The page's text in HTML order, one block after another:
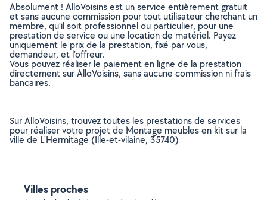
Absolument ! AlloVoisins est un service entièrement gratuit
et sans aucune commission pour tout utilisateur cherchant un
membre, qu’il soit professionnel ou particulier, pour une
prestation de service ou une location de matériel. Payez
uniquement le prix de la prestation, fixé par vous,
demandeur, et l’offreur.
Vous pouvez réaliser le paiement en ligne de la prestation
directement sur AlloVoisins, sans aucune commission ni frais
bancaires.
Sur AlloVoisins, trouvez toutes les prestations de services
pour réaliser votre projet de Montage meubles en kit sur la
ville de L'Hermitage (Ille-et-vilaine, 35740)
Villes proches